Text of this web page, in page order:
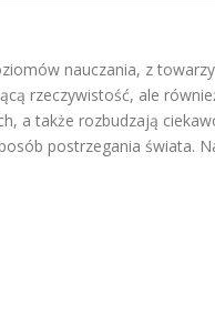
nauczania, z
rzeczywistość, ale
a także rozbudzają
postrzegania świata.